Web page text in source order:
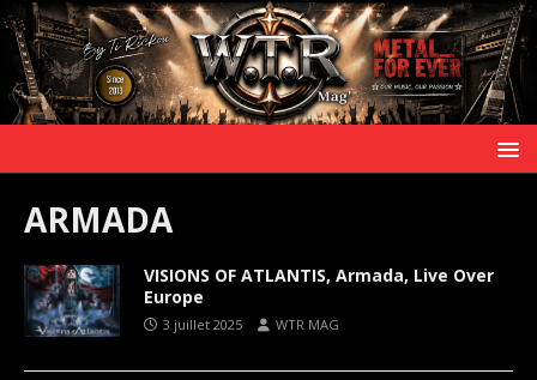
ARMADA
VISIONS OF ATLANTIS, Armada, Live Over
Europe
3 juillet 2025 WTR MAG